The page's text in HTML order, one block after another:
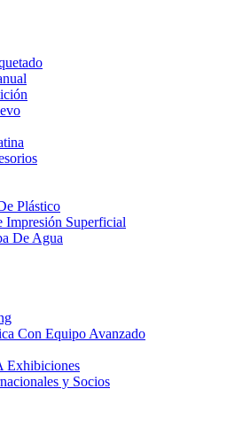
Plástico
Impresión Superficial
De Agua
Con Equipo Avanzado
Exhibiciones
y Socios